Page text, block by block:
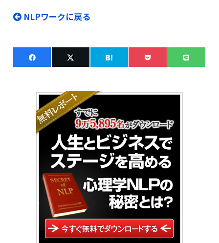
NLPワークに戻る